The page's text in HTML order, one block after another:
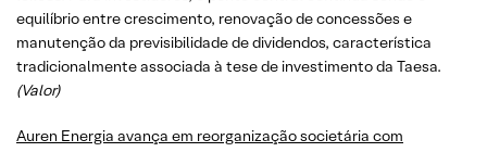
equilíbrio entre crescimento, renovação de concessões e
manutenção da previsibilidade de dividendos, característica
tradicionalmente associada à tese de investimento da Taesa.
(Valor)
Auren Energia avança em reorganização societária com